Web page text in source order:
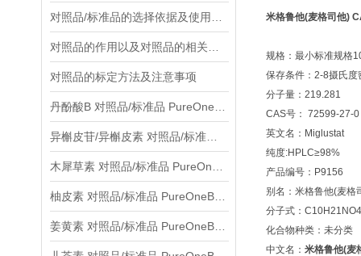
对照品的标定方法及注意事项
米格鲁他(麦格司他)
规格：最小标准规格
保存条件：2-8摄氏度
分子量：219.281
CAS号： 72599-27-0
英文名：Miglustat
纯度:HPLC≥98%
产品编号：P9156
别名：米格鲁他(麦格
分子式：C10H21NO4
化合物种类：未分类
中文名： 米格鲁他(麦